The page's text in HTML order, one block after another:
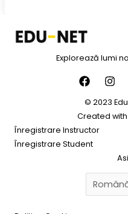
Explorează lumi
© 2023
Created
Înregistrare Instructor
Înregistrare Student